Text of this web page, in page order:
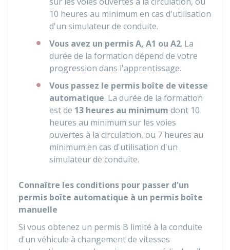
10 heures au minimum en cas d'utilisation
d'un simulateur de conduite.
Vous avez un permis A, A1 ou A2. La
durée de la formation dépend de votre
progression dans l'apprentissage.
Vous passez le permis boîte de vitesse
automatique. La durée de la formation
est de 13 heures au minimum dont 10
heures au minimum sur les voies
ouvertes à la circulation, ou 7 heures au
minimum en cas d'utilisation d'un
simulateur de conduite.
Connaître les conditions pour passer d'un
permis boîte automatique à un permis boîte
manuelle
Si vous obtenez un permis B limité à la conduite
d'un véhicule à changement de vitesses